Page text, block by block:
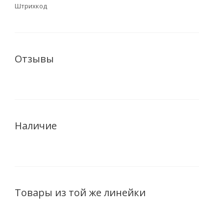
Штрихкод
Отзывы
Наличие
Товары из той же линейки